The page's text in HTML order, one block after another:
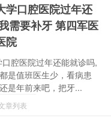
学口腔医院过年还
需要补牙 第四军医
院
腔医院过年还能就诊吗,
是值班医生少，看病患
是年前来吧，把牙...
章列表